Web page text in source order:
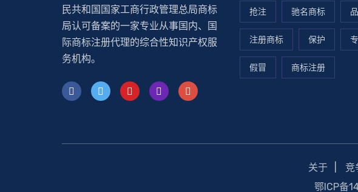
民共和国国家工商行政管理总局商标
局认可备案的一家专业从事国内、国
际商标注册代理的综合性知识产权服
务机构。
抢注 驰名商标
注册商标 保护
假冒 商标注册
关于 竞
鄂ICP备